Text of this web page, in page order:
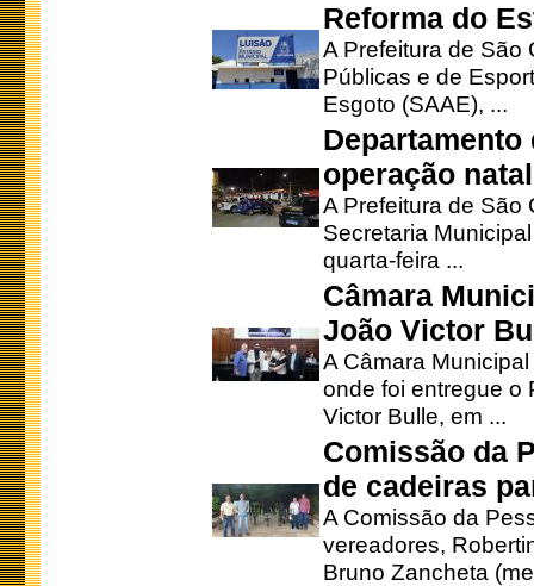
Reforma do
A Prefeitura de São
Públicas e de
Esgoto (SAAE), ...
operação
A Prefeitura de São
Secretaria
quarta-feira ...
Câmara
João Victor
A Câmara
onde foi entregue o
Victor Bulle, em ...
Comissão da
de cadeiras
A Comissão da
vereadores,
Bruno Zancheta